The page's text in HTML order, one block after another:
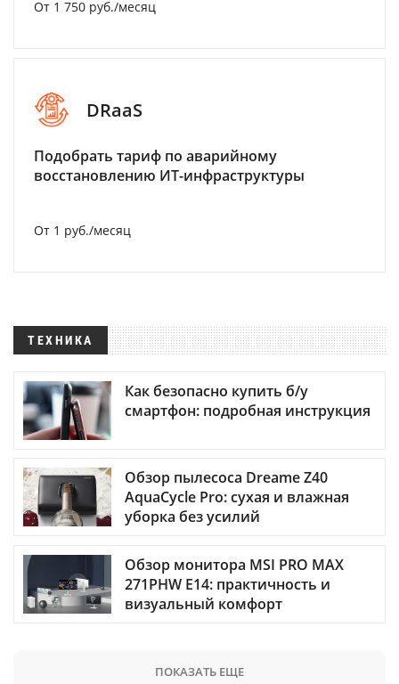
От 1 750 руб./месяц
DRaaS
Подобрать тариф по аварийному
восстановлению ИТ-инфраструктуры
От 1 руб./месяц
ТЕХНИКА
Как безопасно купить б/у
смартфон: подробная инструкция
Обзор пылесоса Dreame Z40
AquaCycle Pro: сухая и влажная
уборка без усилий
Обзор монитора MSI PRO MAX
271PHW E14: практичность и
визуальный комфорт
ПОКАЗАТЬ ЕЩЕ